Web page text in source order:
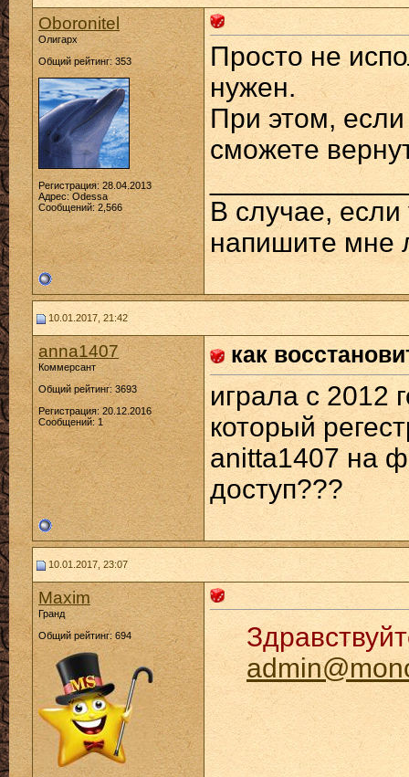
Oboronitel
Олигарх
Общий рейтинг: 353
Регистрация: 28.04.2013
Адрес: Odessa
Сообщений: 2,566
Просто не
нужен.
При этом,
сможете
В случае,
напишите мне
10.01.2017, 21:42
anna1407
Коммерсант
Общий рейтинг: 3693
Регистрация: 20.12.2016
Сообщений: 1
как
играла с 2012
который
anitta1407 на
доступ???
10.01.2017, 23:07
Maxim
Гранд
Общий рейтинг: 694